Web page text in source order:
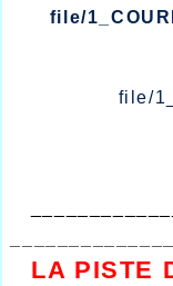
file/
file/
LA PISTE